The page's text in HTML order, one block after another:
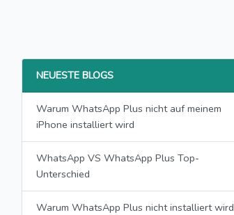
NEUESTE BLOGS
Warum WhatsApp Plus nicht auf meinem
iPhone installiert wird
WhatsApp VS WhatsApp Plus Top-
Unterschied
Warum WhatsApp Plus nicht installiert wird